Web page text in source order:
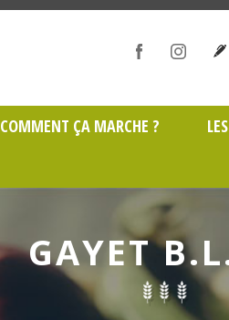
COMMENT ÇA MARCHE ?
GAYET